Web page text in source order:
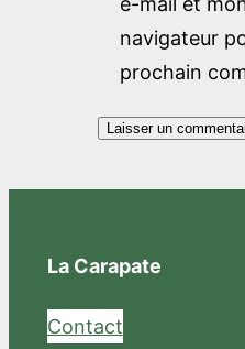
navigateur
prochain
La Carapate
Contact